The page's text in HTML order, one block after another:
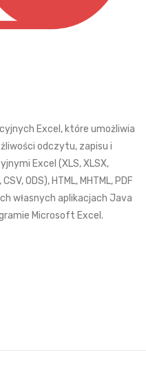
zł
zł
Excel, które umożliwia
odczytu, zapisu i
Excel (XLS, XLSX,
ODS), HTML, MHTML, PDF
własnych aplikacjach Java
Microsoft Excel.